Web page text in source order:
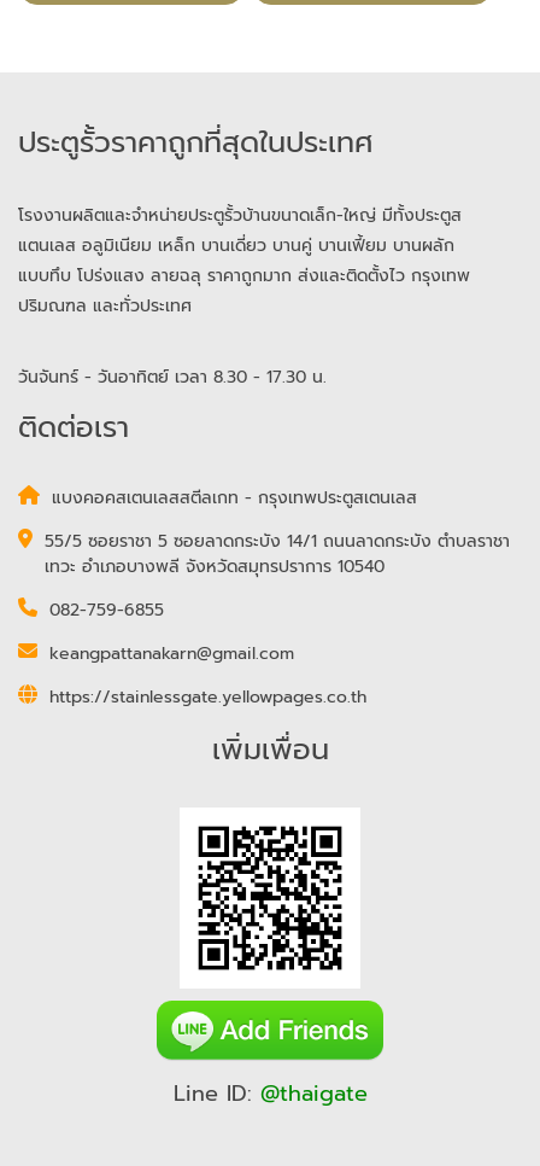
ประตูรั้วราคาถูกที่สุดในประเทศ
โรงงานผลิตและจำหน่ายประตูรั้วบ้านขนาดเล็ก-ใหญ่ มีทั้งประตูส
แตนเลส อลูมิเนียม เหล็ก บานเดี่ยว บานคู่ บานเฟี้ยม บานผลัก
แบบทึบ โปร่งแสง ลายฉลุ ราคาถูกมาก ส่งและติดตั้งไว กรุงเทพ
ปริมณฑล และทั่วประเทศ
วันจันทร์ - วันอาทิตย์ เวลา 8.30 - 17.30 น.
ติดต่อเรา
แบงคอคสเตนเลสสตีลเกท - กรุงเทพประตูสเตนเลส
55/5 ซอยราชา 5 ซอยลาดกระบัง 14/1 ถนนลาดกระบัง ตำบลราชา
เทวะ อำเภอบางพลี จังหวัดสมุทรปราการ 10540
082-759-6855
keangpattanakarn@gmail.com
https://stainlessgate.yellowpages.co.th
เพิ่มเพื่อน
Line ID: @thaigate